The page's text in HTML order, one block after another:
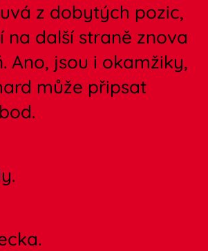
z dobytých pozic,
na další straně znova
Ano, jsou i okamžiky,
může připsat